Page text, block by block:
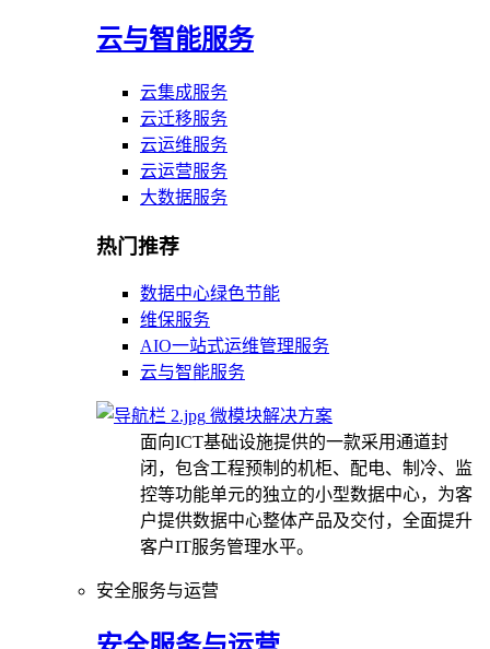
云与智能服务
云集成服务
云迁移服务
云运维服务
云运营服务
大数据服务
热门推荐
数据中心绿色节能
维保服务
AIO一站式运维管理服务
云与智能服务
微模块解决方案
面向ICT基础设施提供的一款采用通道封
闭，包含工程预制的机柜、配电、制冷、监
控等功能单元的独立的小型数据中心，为客
户提供数据中心整体产品及交付，全面提升
客户IT服务管理水平。
安全服务与运营